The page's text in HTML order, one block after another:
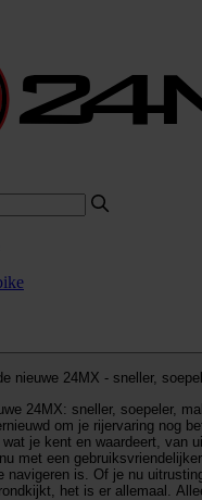
nieuwe 24MX - sneller,
24MX: sneller, soepeler, makkelijker.
om je rijervaring nog
je kent en waardeert, van
met een
navigeren is. Of je nu
het is er allemaal.